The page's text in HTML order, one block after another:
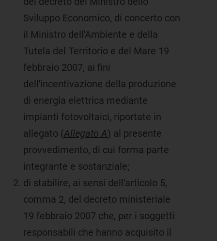
Sviluppo Economico, di concerto con
il Ministro dell'Ambiente e della
Tutela del Territorio e del Mare 19
febbraio 2007, ai fini
dell'incentivazione della produzione
di energia elettrica mediante
impianti fotovoltaici, riportate in
allegato (Allegato A) al presente
provvedimento, di cui forma parte
integrante e sostanziale;
di stabilire, ai sensi dell'articolo 5,
comma 2, del decreto ministeriale
19 febbraio 2007 che, per i soggetti
responsabili che hanno acquisito il